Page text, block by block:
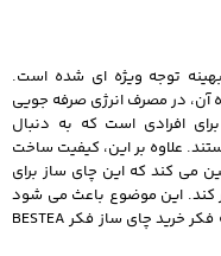
توجه ویژه‌ ای شده است.
آن، در مصرف انرژی صرفه‌ جویی
افرادی است که به دنبال
علاوه بر این، کیفیت ساخت
می‌ کند که این چای ساز برای
کند. این موضوع باعث می‌ شود
بسیاری از خریداران به‌ جای مدل‌ های ارزان‌ تر، به فکر خرید چای ساز فکر BESTEA